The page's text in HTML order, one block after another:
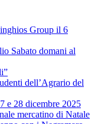
Group il 6
Sabato domani al
dell’Agrario del
28 dicembre 2025
mercatino di Natale